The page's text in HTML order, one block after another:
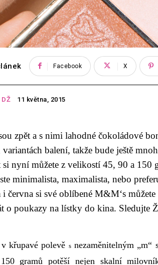
Facebook X
11 května, 2015
zpět a s nimi lahodné čokoládové
balení, takže bude ještě
nyní můžete z velikostí 45, 90 a 150
minimalista, maximalista, nebo
června si své oblíbené M&M‘s
o poukazy na lístky do kina. Sledujte
křupavé polevě snezaměnitelným „m“
gramů potěší nejen skalní